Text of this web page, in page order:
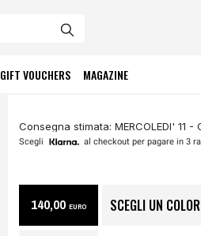
GIFT VOUCHERS MAGAZINE
Consegna stimata: MERCOLEDI' 11 -
Scegli al checkout per pagare in 3
140,00 EURO SCEGLI UN